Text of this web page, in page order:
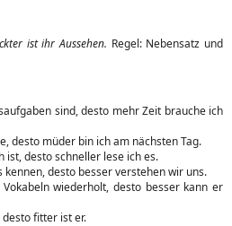
ist ihr Aussehen. Regel: Nebensatz und
sind, desto mehr Zeit brauche ich
desto müder bin ich am nächsten Tag.
ist, desto schneller lese ich es.
kennen, desto besser verstehen wir uns.
wiederholt, desto besser kann er
fitter ist er.